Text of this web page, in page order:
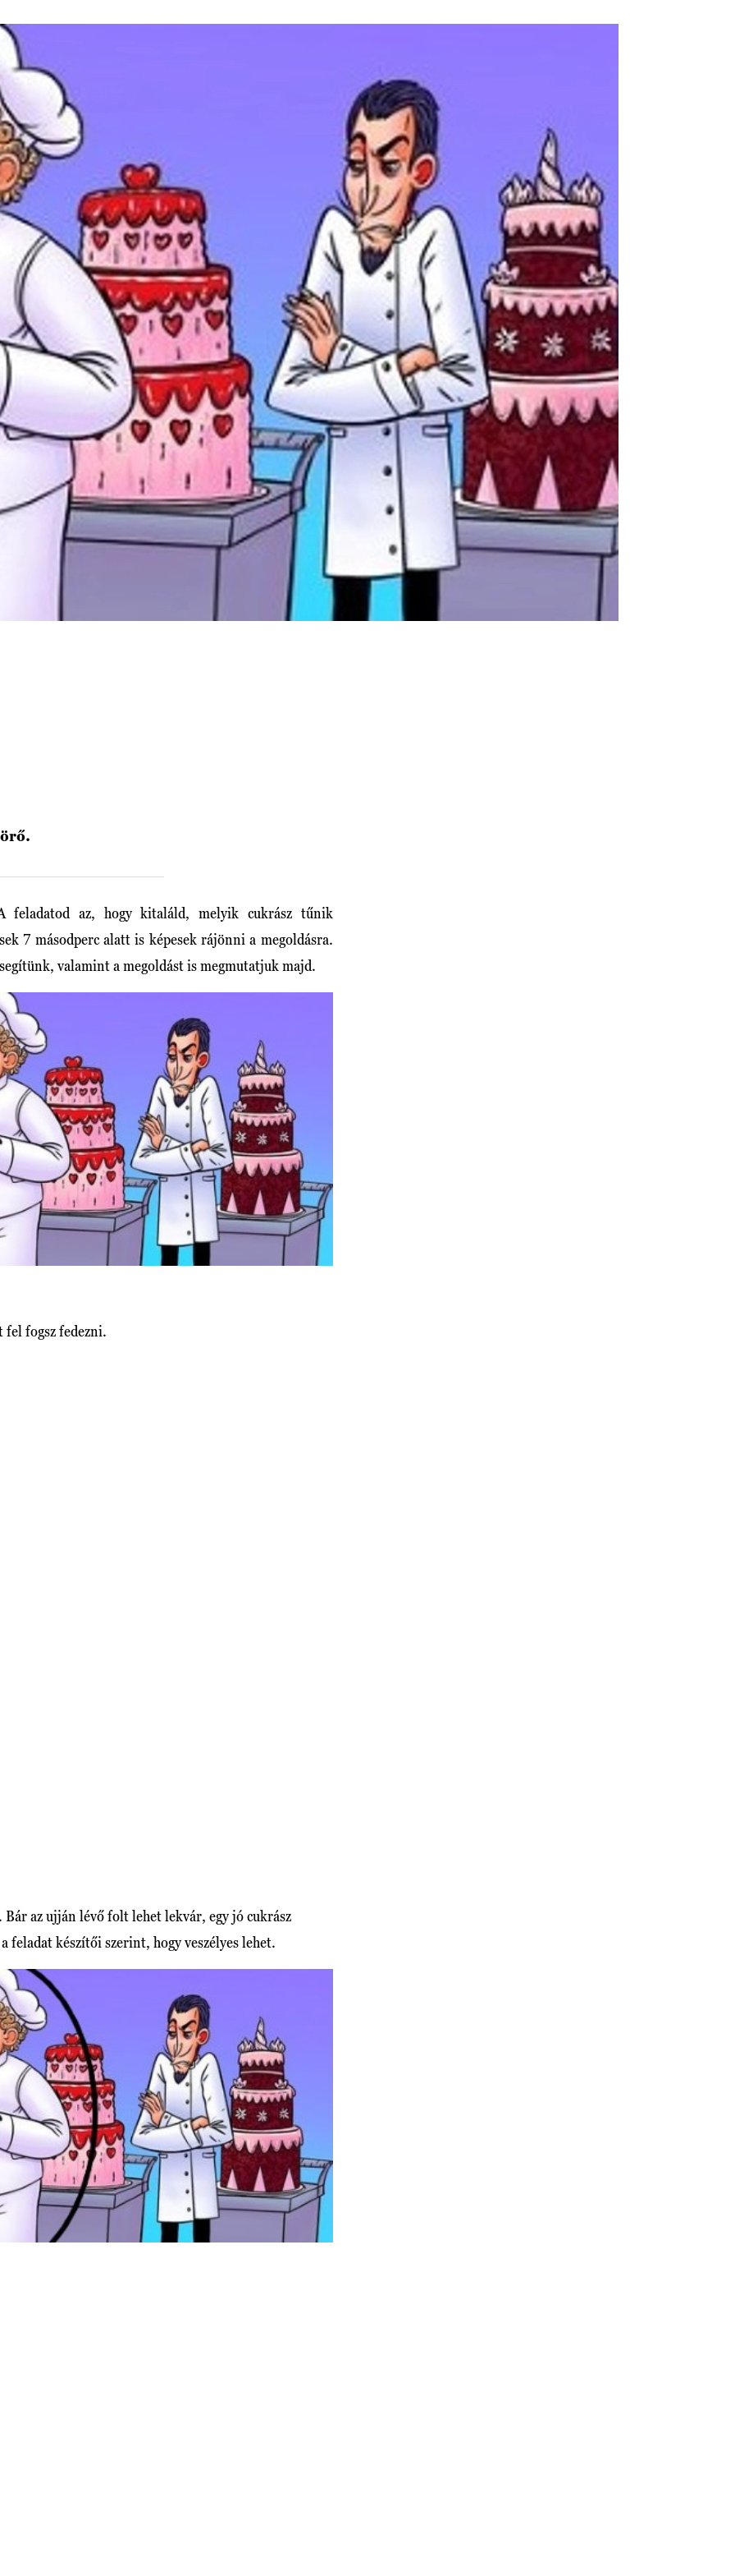
feladatod az, hogy kitaláld, melyik cukrász tűnik
7 másodperc alatt is képesek rájönni a megoldásra.
valamint a megoldást is megmutatjuk majd.
fel fogsz fedezni.
az ujján lévő folt lehet lekvár, egy jó cukrász
készítői szerint, hogy veszélyes lehet.